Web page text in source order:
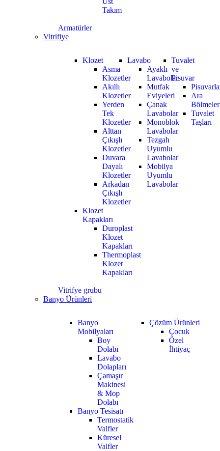
Takım
Armatürler
Vitrifiye
Klozet
Asma
Klozetler
Akıllı
Klozetler
Yerden
Tek
Klozetler
Alttan
Çıkışlı
Klozetler
Duvara
Dayalı
Klozetler
Arkadan
Çıkışlı
Klozetler
Klozet
Kapakları
Duroplast
Klozet
Kapakları
Thermoplast
Klozet
Kapakları
Lavabo
Ayaklı
Lavabolar
Mutfak
Eviyeleri
Çanak
Lavabolar
Monoblok
Lavabolar
Tezgah
Uyumlu
Lavabolar
Mobilya
Uyumlu
Lavabolar
Tuvalet
ve
Pisuvar
Ara
Bölmeler
Tuvalet
Taşları
Vitrifye grubu
Banyo Ürünleri
Banyo
Mobilyaları
Boy
Dolabı
Lavabo
Dolapları
Çamaşır
Makinesi
& Mop
Dolabı
Banyo Tesisatı
Termostatik
Valfler
Küresel
Valfler
Çözüm Ürünleri
Çocuk
Özel
İhtiyaç